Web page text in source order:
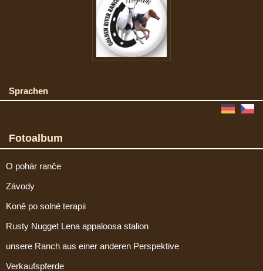
Sprachen
Fotoalbum
O pohár ranče
Závody
Koně po solné terapii
Rusty Nugget Lena appaloosa stalion
unsere Ranch aus einer anderen Perspektive
Verkaufspferde